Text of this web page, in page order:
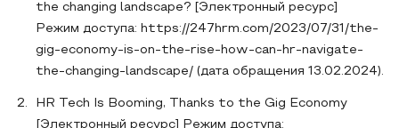
the changing landscape? [Электронный ресурс]
Режим доступа: https://247hrm.com/2023/07/31/the-
gig-economy-is-on-the-rise-how-can-hr-navigate-
the-changing-landscape/ (дата обращения 13.02.2024).
HR Tech Is Booming, Thanks to the Gig Economy
[Электронный ресурс] Режим доступа: